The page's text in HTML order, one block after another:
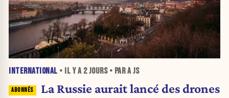
INTERNATIONAL • IL Y A 2 JOURS• PAR A JS
La Russie aurait lancé des drones